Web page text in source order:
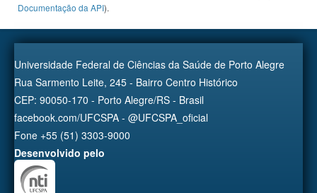
Documentação da API).
Universidade Federal de Ciências da Saúde de Porto Alegre
Rua Sarmento Leite, 245 - Bairro Centro Histórico
CEP: 90050-170 - Porto Alegre/RS - Brasil
facebook.com/UFCSPA - @UFCSPA_oficial
Fone +55 (51) 3303-9000
Desenvolvido pelo